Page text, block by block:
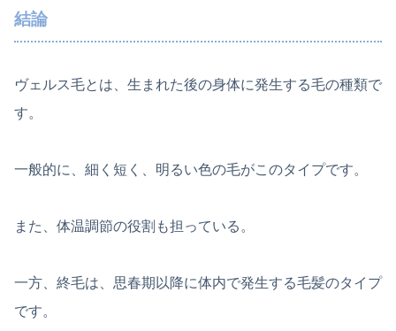
結論
ヴェルス毛とは、生まれた後の身体に発生する毛の種類で
す。
一般的に、細く短く、明るい色の毛がこのタイプです。
また、体温調節の役割も担っている。
一方、終毛は、思春期以降に体内で発生する毛髪のタイプ
です。